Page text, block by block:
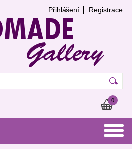
Přihlášení Registrace
0